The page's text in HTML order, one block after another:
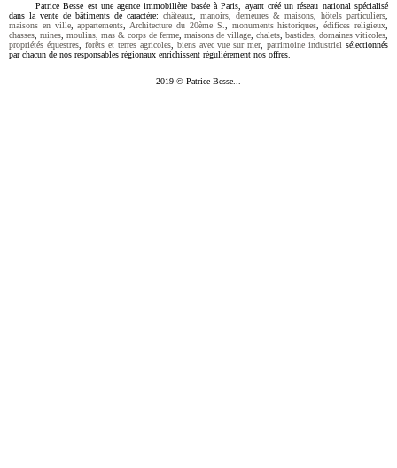
Patrice Besse est une agence immobilière basée à Paris, ayant créé un réseau national spécialisé
dans la vente de bâtiments de caractère: châteaux, manoirs, demeures & maisons, hôtels particuliers,
maisons en ville,appartements,Architecture du 20ème S., monuments historiques,édifices religieux,
chasses, ruines, moulins, mas & corps de ferme, maisons de village, chalets, bastides, domaines viticoles,
propriétés équestres, forêts et terres agricoles, biens avec vue sur mer,patrimoine industriel sélectionnés
par chacun de nos responsables régionaux enrichissent régulièrement nos offres.
2019 © Patrice Besse...